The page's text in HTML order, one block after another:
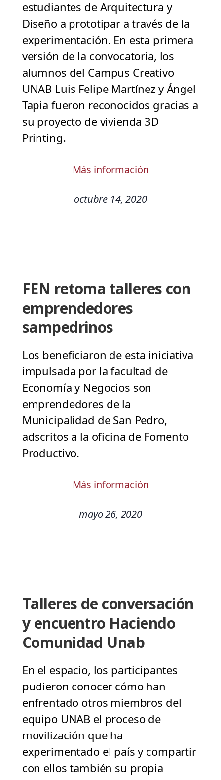
estudiantes de Arquitectura y
Diseño a prototipar a través de la
experimentación. En esta primera
versión de la convocatoria, los
alumnos del Campus Creativo
UNAB Luis Felipe Martínez y Ángel
Tapia fueron reconocidos gracias a
su proyecto de vivienda 3D
Printing.
Más información
octubre 14, 2020
FEN retoma talleres con
emprendedores
sampedrinos
Los beneficiaron de esta iniciativa
impulsada por la facultad de
Economía y Negocios son
emprendedores de la
Municipalidad de San Pedro,
adscritos a la oficina de Fomento
Productivo.
Más información
mayo 26, 2020
Talleres de conversación
y encuentro Haciendo
Comunidad Unab
En el espacio, los participantes
pudieron conocer cómo han
enfrentado otros miembros del
equipo UNAB el proceso de
movilización que ha
experimentado el país y compartir
con ellos también su propia